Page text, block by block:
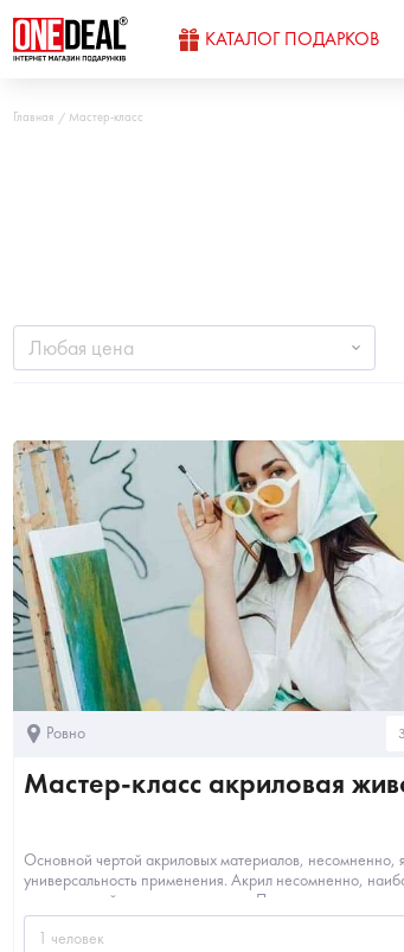
КАТАЛОГ ПОДАРКОВ
Главная Мастер-класс
Любая цена
Ровно
Мастер-класс акриловая
Основной чертой акриловых материалов, несомненно,
универсальность применения. Акрил несомненно,
применяемый в настоящее время. Поэтому поп...
1 человек